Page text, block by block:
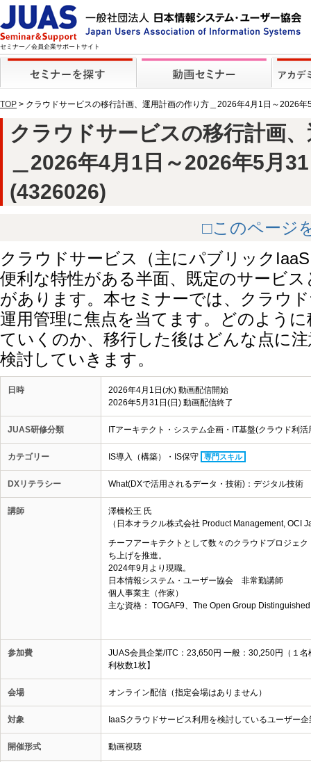
セミナー／会員企業サポートサイト
TOP > クラウドサービスの移行計画、運用計画の作り方＿2026年4月1日～2026年
クラウドサービスの移行計画
＿2026年4月1日～2026年5月
(4326026)
□このページ
クラウドサービス（主にパブリック
便利な特性がある半面、既定のサービ
があります。本セミナーでは、クラウ
運用管理に焦点を当てます。どのよう
ていくのか、移行した後はどんな点に
検討していきます。
日時
2026年4月1日(水) 動画配信開始
2026年5月31日(日) 動画配信終了
JUAS研修分類 ITアーキテクト・システム企画・IT基盤(クラウド利活
カテゴリー IS導入（構築）・IS保守 専門スキル
DXリテラシー What(DXで活用されるデータ・技術)：デジタル技術
講師
澤橋松王 氏
（日本オラクル株式会社 Product Management, OCI
チーフアーキテクトとして数々のクラウドプロジェ
ち上げを推進。
2024年9月より現職。
日本情報システム・ユーザー協会 非常勤講師
個人事業主（作家）
主な資格： TOGAF9、The Open Group
参加費
JUAS会員企業/ITC：23,650円 一般：30,250円（１
利枚数1枚】
会場 オンライン配信（指定会場はありません）
対象 IaaSクラウドサービス利用を検討しているユーザー
開催形式 動画視聴